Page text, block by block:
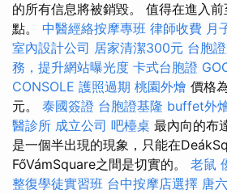
的所有信息將被銷毀。 值得在進入
點。 中醫經絡按摩專班 律師收費 月
室內設計公司 居家清潔300元 台胞
務，提升網站曝光度 卡式台胞證
CONSOLE 護照過期 桃園外燴 價格
元。 泰國簽證 台胞證基隆 buffet外
醫診所 成立公司 吧檯桌 最內向的布
是一個半出現的現象，只能在
FőVámSquare之間是切實的。 老鼠
整復學徒實習班 台中按摩店選擇 唐